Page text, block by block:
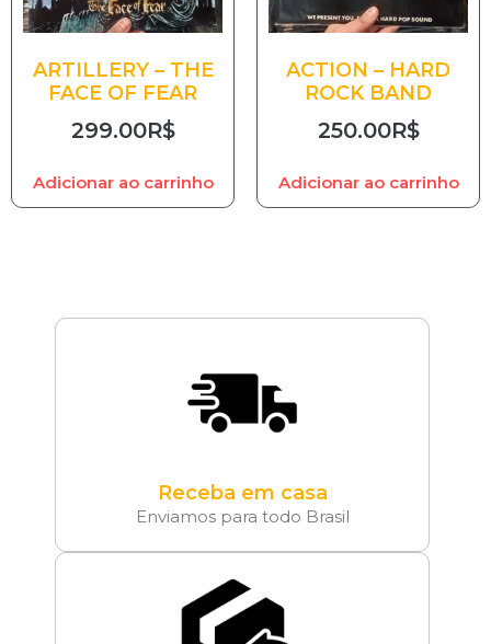
ARTILLERY – THE
FACE OF FEAR
299.00R$
Adicionar ao carrinho
ACTION – HARD
ROCK BAND
250.00R$
Adicionar ao carrinho
Receba em casa
Enviamos para todo Brasil